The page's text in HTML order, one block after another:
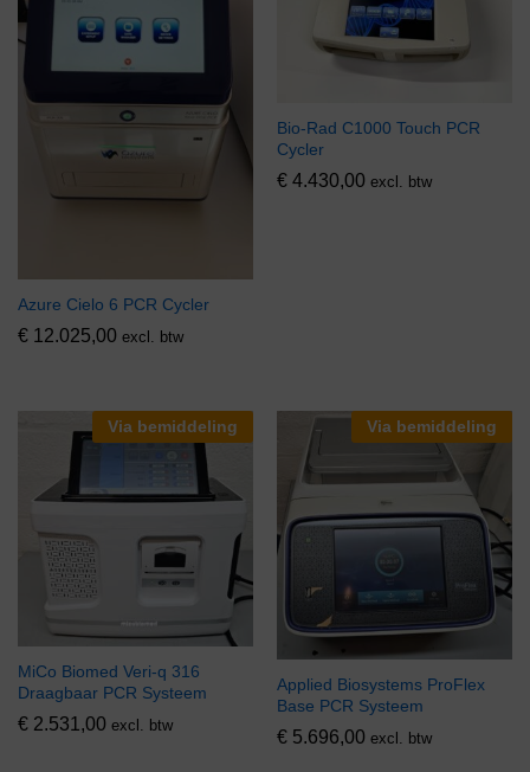
Azure Cielo 6 PCR Cycler
€ 12.025,00 excl. btw
Bio-Rad C1000 Touch PCR
Cycler
€ 4.430,00 excl. btw
Via bemiddeling
MiCo Biomed Veri-q 316
Draagbaar PCR Systeem
€ 2.531,00 excl. btw
Via bemiddeling
Applied Biosystems ProFlex
Base PCR Systeem
€ 5.696,00 excl. btw